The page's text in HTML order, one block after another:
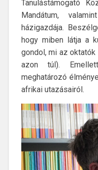
Tanulástámogató
Mandátum,
házigazdája.
hogy miben látja a
gondol, mi az
azon túl).
meghatározó
afrikai utazásairól.